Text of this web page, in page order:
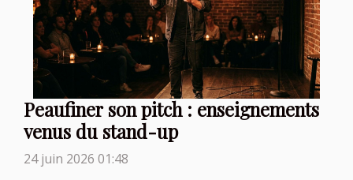
Peaufiner son pitch : enseignements
venus du stand-up
24 juin 2026 01:48